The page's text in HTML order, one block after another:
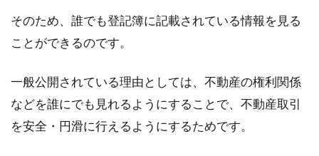
や対処法は？
冬に壊れて困る設備のひとつが「給湯器」で
そのため、誰でも登記簿に記載されている情報を見る
ことができるのです。
一般公開されている理由としては、不動産の権利関係
などを誰にでも見れるようにすることで、不動産取引
を安全・円滑に行えるようにするためです。